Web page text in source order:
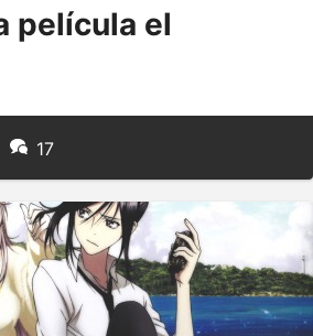
película el
17